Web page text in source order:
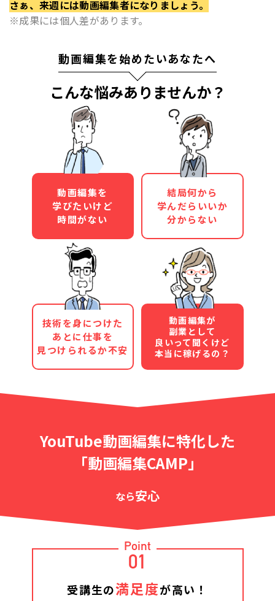
さぁ、来週には動画編集者になりましょう。
※成果には個人差があります。
動画編集を始めたいあなたへ
こんな悩みありませんか？
動画編集を
学びたいけど
時間がない
結局何から
学んだらいいか
分からない
技術を身につけた
あとに仕事を
見つけられるか不安
動画編集が
副業として
良いって聞くけど
本当に稼げるの？
YouTube動画編集に特化した
「動画編集CAMP」
なら安心
Point
01
受講生の満足度が高い！